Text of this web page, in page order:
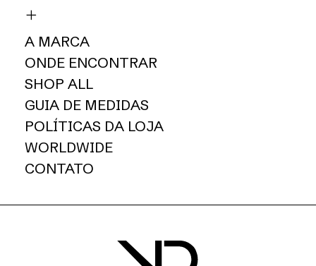
A MARCA
ONDE ENCONTRAR
SHOP ALL
GUIA DE MEDIDAS
POLÍTICAS DA LOJA
WORLDWIDE
CONTATO